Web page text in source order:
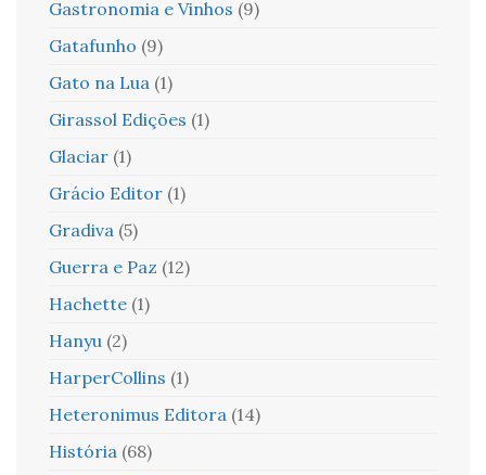
Gastronomia e Vinhos (9)
Gatafunho (9)
Gato na Lua (1)
Girassol Edições (1)
Glaciar (1)
Grácio Editor (1)
Gradiva (5)
Guerra e Paz (12)
Hachette (1)
Hanyu (2)
HarperCollins (1)
Heteronimus Editora (14)
História (68)